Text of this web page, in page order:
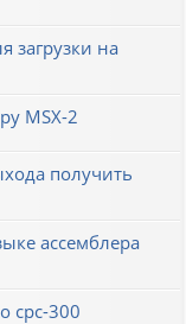
загрузки на
MSX-2
получить
ассемблера
cpc-300